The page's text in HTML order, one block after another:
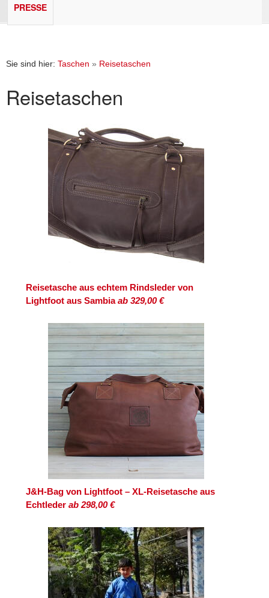
PRESSE
Sie sind hier: Taschen » Reisetaschen
Reisetaschen
Reisetasche aus echtem Rindsleder von
Lightfoot aus Sambiaab 329,00 €
J&H-Bag von Lightfoot – XL-Reisetasche aus
Echtleder ab 298,00 €